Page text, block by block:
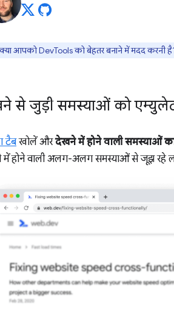
आपको DevTools को बेहतर बनाने में मदद करनी
से जुड़ी समस्याओं को
टैबखोलें औरदेखने में होने वाली समस्याओं
होने वाली अलग-अलग समस्याओं से जूझ रहे